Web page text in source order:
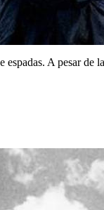
A pesar